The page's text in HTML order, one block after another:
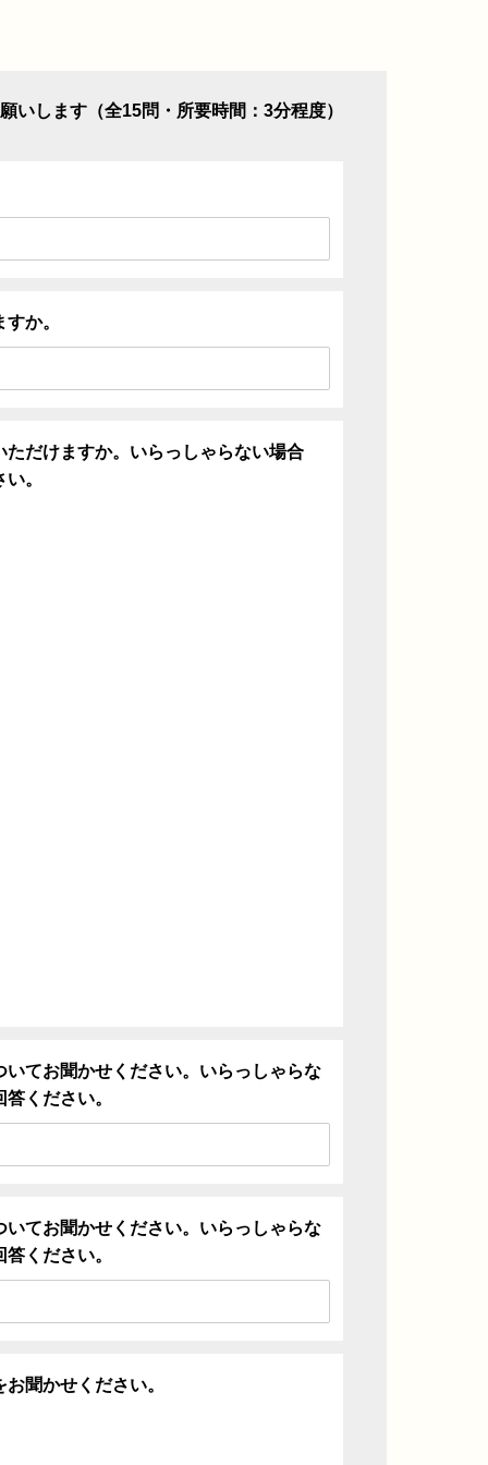
いします（全15問・所要時間：3分程度）
か。
だけますか。いらっしゃらない場合
。
てお聞かせください。いらっしゃらな
ください。
てお聞かせください。いらっしゃらな
ください。
聞かせください。